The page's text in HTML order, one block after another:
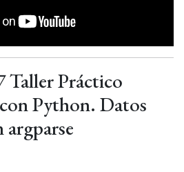
Práctico
Python. Datos